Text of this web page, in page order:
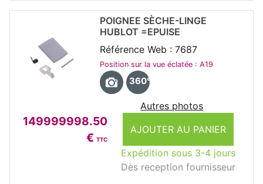
149999998.50
€ TTC
AJOUTER AU PANIER
Expédition sous 3-4 jours
Dès reception fournisseur
POIGNEE SÈCHE-LINGE
HUBLOT =EPUISE
Référence Web : 7687
Position sur la vue éclatée : A19
360°
Autres photos